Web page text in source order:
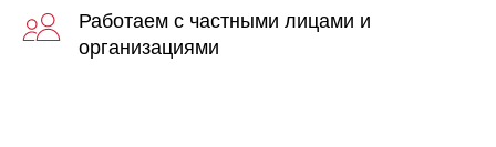
Работаем с частными лицами и
организациями